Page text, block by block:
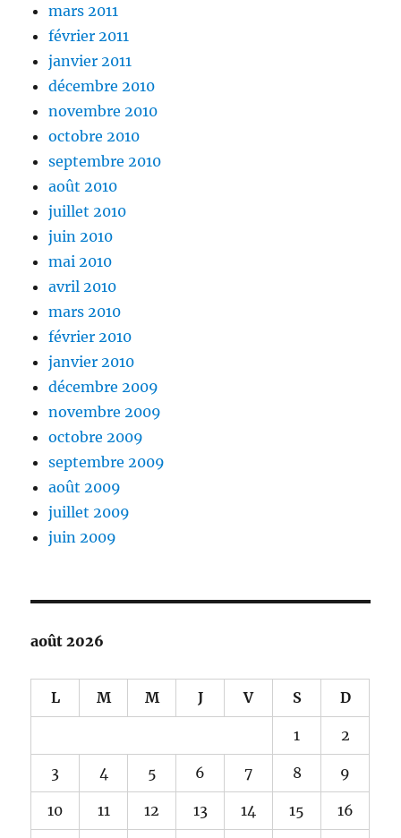
mars 2011
février 2011
janvier 2011
décembre 2010
novembre 2010
octobre 2010
septembre 2010
août 2010
juillet 2010
juin 2010
mai 2010
avril 2010
mars 2010
février 2010
janvier 2010
décembre 2009
novembre 2009
octobre 2009
septembre 2009
août 2009
juillet 2009
juin 2009
août 2026
L M M J V S D
1 2
3 4 5 6 7 8 9
10 11 12 13 14 15 16